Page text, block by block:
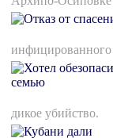
инфицированного
дикое убийство.